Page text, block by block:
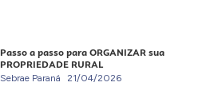
Passo a passo para ORGANIZAR sua
PROPRIEDADE RURAL
Sebrae Paraná 21/04/2026